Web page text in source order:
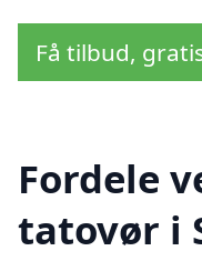
Få tilbud,
Fordele
tatovør i